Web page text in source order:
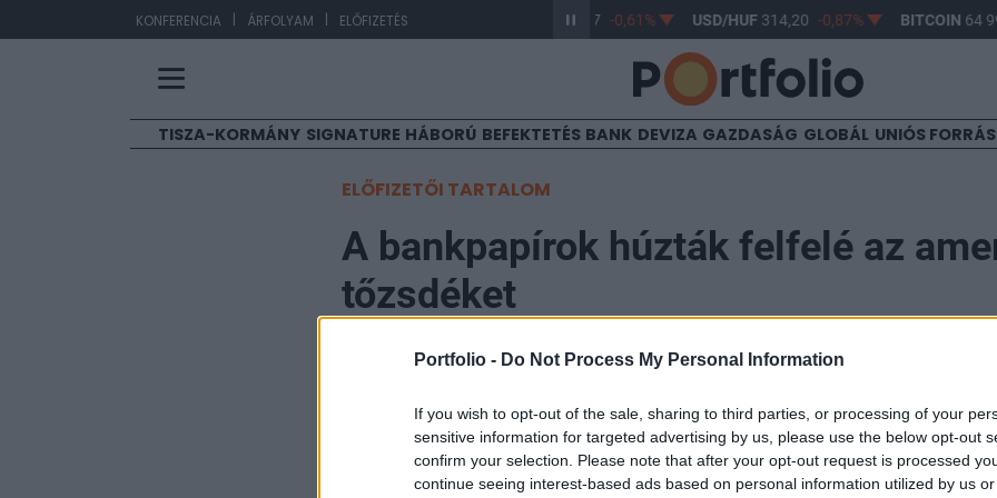
Portfolio - Do Not Process My Personal Information
If you wish to opt-out of the sale, sharing to third parties, or processing of your
sensitive information for targeted advertising by us, please use the below opt-out
confirm your selection. Please note that after your opt-out request is processed
continue seeing interest-based ads based on personal information utilized by us
KONFERENCIA | ÁRFOLYAM | ELŐFIZETÉS 363,17 -0,61% USD/HUF 314,20 -0,87% BITCOIN64
TISZA-KORMÁNY SIGNATURE HÁBORÚ BEFEKTETÉS BANK DEVIZA GAZDASÁG GLOBÁL UNIÓS
ELŐFIZETŐI TARTALOM
A bankpapírok húzták felfelé az
tőzsdéket
A fokozódó járványügyi aggodalmak közepette lefordultak ma délelőtt
tőzsdék, a délelőtt második felében a korábbi mínuszokat ledolgozták